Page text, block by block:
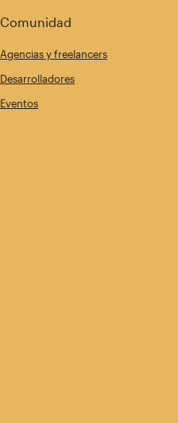
Comunidad
Agencias y freelancers
Desarrolladores
Eventos